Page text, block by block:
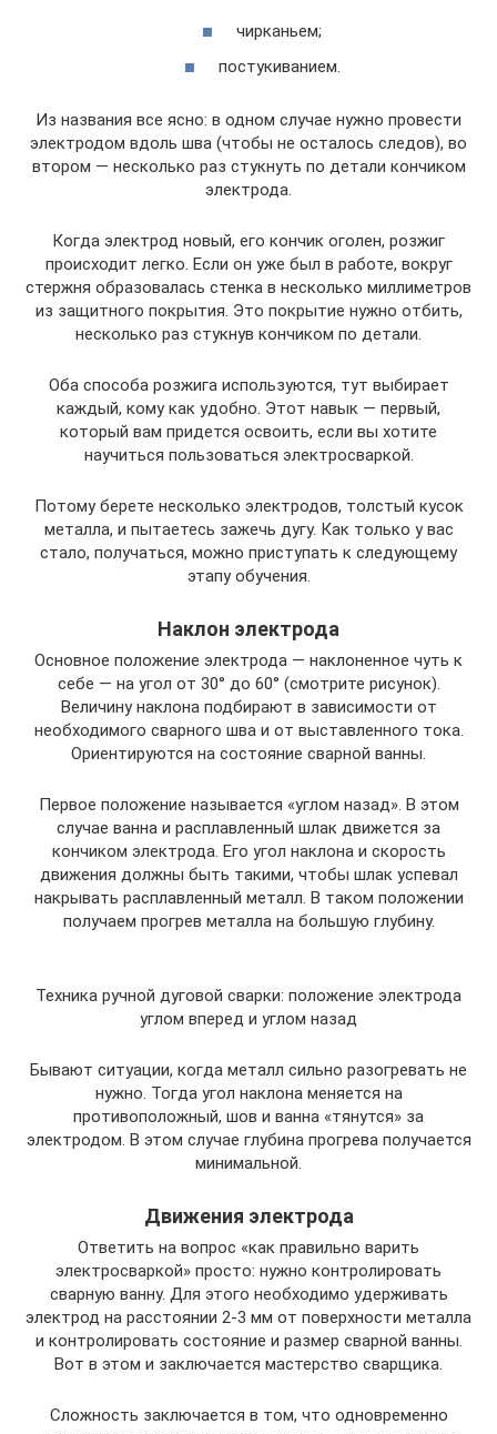
чирканьем;
постукиванием.
Из названия все ясно: в одном случае нужно провести
электродом вдоль шва (чтобы не осталось следов), во
втором — несколько раз стукнуть по детали кончиком
электрода.
Когда электрод новый, его кончик оголен, розжиг
происходит легко. Если он уже был в работе, вокруг
стержня образовалась стенка в несколько миллиметров
из защитного покрытия. Это покрытие нужно отбить,
несколько раз стукнув кончиком по детали.
Оба способа розжига используются, тут выбирает
каждый, кому как удобно. Этот навык — первый,
который вам придется освоить, если вы хотите
научиться пользоваться электросваркой.
Потому берете несколько электродов, толстый кусок
металла, и пытаетесь зажечь дугу. Как только у вас
стало, получаться, можно приступать к следующему
этапу обучения.
Наклон электрода
Основное положение электрода — наклоненное чуть к
себе — на угол от 30° до 60° (смотрите рисунок).
Величину наклона подбирают в зависимости от
необходимого сварного шва и от выставленного тока.
Ориентируются на состояние сварной ванны.
Первое положение называется «углом назад». В этом
случае ванна и расплавленный шлак движется за
кончиком электрода. Его угол наклона и скорость
движения должны быть такими, чтобы шлак успевал
накрывать расплавленный металл. В таком положении
получаем прогрев металла на большую глубину.
Техника ручной дуговой сварки: положение электрода
углом вперед и углом назад
Бывают ситуации, когда металл сильно разогревать не
нужно. Тогда угол наклона меняется на
противоположный, шов и ванна «тянутся» за
электродом. В этом случае глубина прогрева получается
минимальной.
Движения электрода
Ответить на вопрос «как правильно варить
электросваркой» просто: нужно контролировать
сварную ванну. Для этого необходимо удерживать
электрод на расстоянии 2-3 мм от поверхности металла
и контролировать состояние и размер сварной ванны.
Вот в этом и заключается мастерство сварщика.
Сложность заключается в том, что одновременно